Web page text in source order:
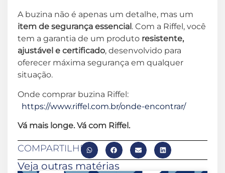
A buzina não é apenas um detalhe, mas um
item de segurança essencial . Com a Riffel, você
tem a garantia de um produto resistente,
ajustável e certificado, desenvolvido para
oferecer máxima segurança em qualquer
situação.
Onde comprar buzina Riffel:
https://www.riffel.com.br/onde-encontrar/
Vá mais longe. Vá com Riffel.
COMPARTILHE
Veja outras matérias